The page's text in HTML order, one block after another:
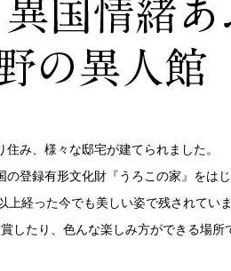
み、様々な邸宅が建てられました。
登録有形文化財『うろこの家』をはじ
経った今でも美しい姿で残されていま
したり、色んな楽しみ方ができる場所